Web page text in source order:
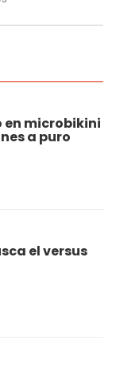
en microbikini
a puro
el versus